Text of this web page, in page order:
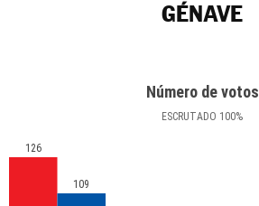
GÉNAVE
Número de votos
ESCRUTADO 100%
126
109